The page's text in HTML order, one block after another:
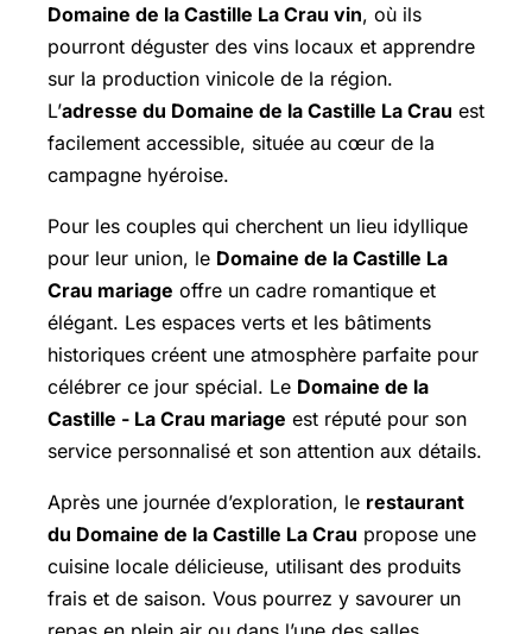
Domaine de la Castille La Crau vin, où ils
pourront déguster des vins locaux et apprendre
sur la production vinicole de la région.
L’adresse du Domaine de la Castille La Crau est
facilement accessible, située au cœur de la
campagne hyéroise.
Pour les couples qui cherchent un lieu idyllique
pour leur union, le Domaine de la Castille La
Crau mariage offre un cadre romantique et
élégant. Les espaces verts et les bâtiments
historiques créent une atmosphère parfaite pour
célébrer ce jour spécial. Le Domaine de la
Castille - La Crau mariage est réputé pour son
service personnalisé et son attention aux détails.
Après une journée d’exploration, le restaurant
du Domaine de la Castille La Crau propose une
cuisine locale délicieuse, utilisant des produits
frais et de saison. Vous pourrez y savourer un